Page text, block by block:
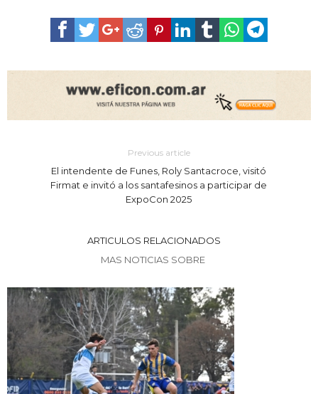
Previous article
El intendente de Funes, Roly Santacroce, visitó
Firmat e invitó a los santafesinos a participar de
ExpoCon 2025
ARTICULOS RELACIONADOS
MAS NOTICIAS SOBRE